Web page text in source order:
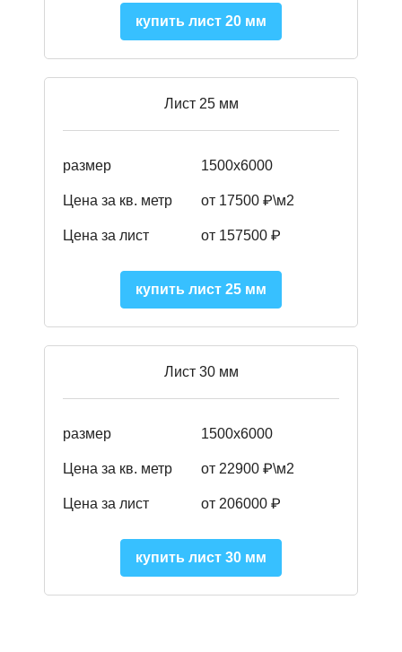
купить лист 20 мм
Лист 25 мм
размер 1500х6000
Цена за кв. метр от 17500 ₽\м2
Цена за лист от 157500 ₽
купить лист 25 мм
Лист 30 мм
размер 1500х6000
Цена за кв. метр от 22900 ₽\м2
Цена за лист от 206000 ₽
купить лист 30 мм